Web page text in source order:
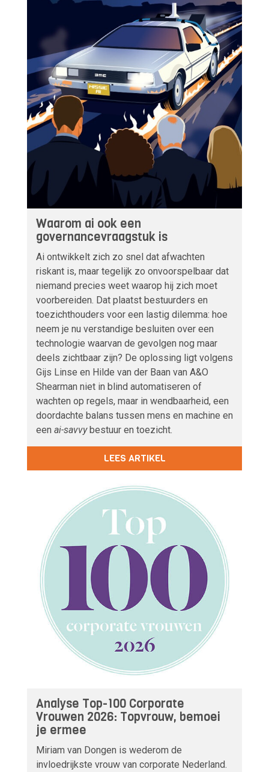
Waarom ai ook een
governancevraagstuk is
Ai ontwikkelt zich zo snel dat afwachten
riskant is, maar tegelijk zo onvoorspelbaar dat
niemand precies weet waarop hij zich moet
voorbereiden. Dat plaatst bestuurders en
toezichthouders voor een lastig dilemma: hoe
neem je nu verstandige besluiten over een
technologie waarvan de gevolgen nog maar
deels zichtbaar zijn? De oplossing ligt volgens
Gijs Linse en Hilde van der Baan van A&O
Shearman niet in blind automatiseren of
wachten op regels, maar in wendbaarheid, een
doordachte balans tussen mens en machine en
een ai-savvybestuur en toezicht.
LEES ARTIKEL
Analyse Top-100 Corporate
Vrouwen 2026: Topvrouw, bemoei
je ermee
Miriam van Dongen is wederom de
invloedrijkste vrouw van corporate Nederland.